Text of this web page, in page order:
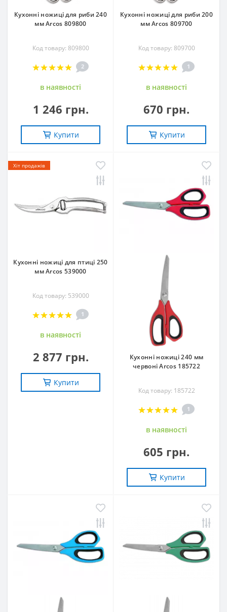
Кухонні ножиці для риби 240
мм Arcos 809800
Код товару: 809800
2
в наявностi
1 246 грн.
Купити
Кухонні ножиці для риби 200
мм Arcos 809700
Код товару: 809700
1
в наявностi
670 грн.
Купити
Хіт продажів
Кухонні ножиці для птиці 250
мм Arcos 539000
Код товару: 539000
1
в наявностi
2 877 грн.
Купити
Кухонні ножиці 240 мм
червоні Arcos 185722
Код товару: 185722
1
в наявностi
605 грн.
Купити